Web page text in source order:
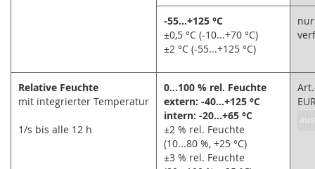
-55...+125 °C
±0,5 °C (-10...+70 °C)
±2 °C (-55...+125 °C)
Relative Feuchte
mit integrierter Temperatur
1/s bis alle 12 h
0...100 % rel. Feuchte
extern: -40...+125 °C
intern: -20...+65 °C
±2 % rel. Feuchte
(10...80 %, +25 °C)
±3 % rel. Feuchte